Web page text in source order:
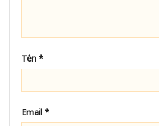
Tên *
Email *